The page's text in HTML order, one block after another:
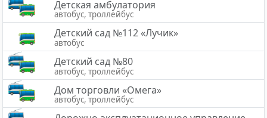
Детская амбулатория
автобус, троллейбус
Детский сад №112 «Лучик»
автобус
Детский сад №80
автобус, троллейбус
Дом торговли «Омега»
автобус, троллейбус